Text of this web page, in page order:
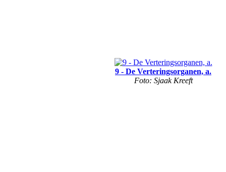
9 - De Verteringsorganen, a.
Foto: Sjaak Kreeft